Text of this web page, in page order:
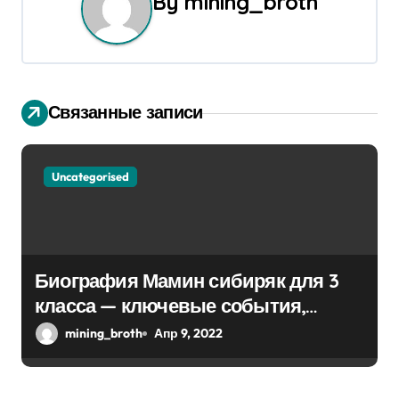
я
п
о
и
я
Связанные записи
Uncategorised
Биография Мамин сибиряк для 3
класса — ключевые события,
достижения, история жизни
mining_broth Апр 9, 2022